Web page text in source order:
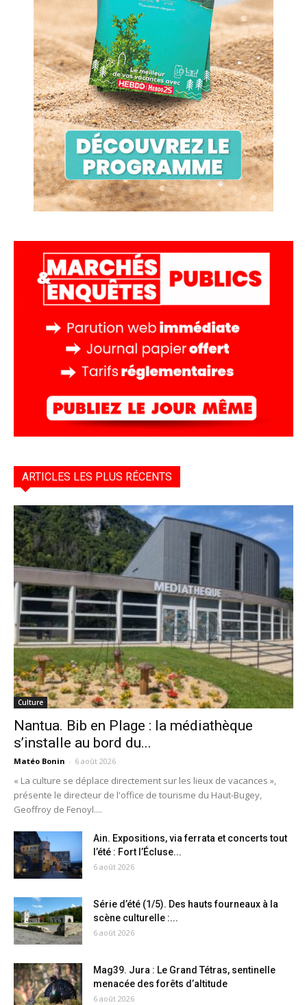
ARTICLES LES PLUS RÉCENTS
Culture
Nantua. Bib en Plage : la médiathèque
s’installe au bord du...
Matéo Bonin - 6 août 2026
« La culture se déplace directement sur les lieux de vacances »,
présente le directeur de l'office de tourisme du Haut-Bugey,
Geoffroy de Fenoyl....
Ain. Expositions, via ferrata et concerts tout
l’été : Fort l’Écluse...
6 août 2026
Série d’été (1/5). Des hauts fourneaux à la
scène culturelle :...
6 août 2026
Mag39. Jura : Le Grand Tétras, sentinelle
menacée des forêts d’altitude
6 août 2026